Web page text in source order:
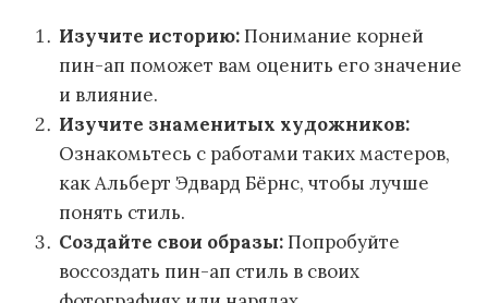
Изучите историю:Понимание корней
пин-ап поможет вам оценить его значение
и влияние.
Изучите знаменитых художников:
Ознакомьтесь с работами таких мастеров,
как Альберт Эдвард Бёрнс, чтобы лучше
понять стиль.
Создайте свои образы:Попробуйте
воссоздать пин-ап стиль в своих